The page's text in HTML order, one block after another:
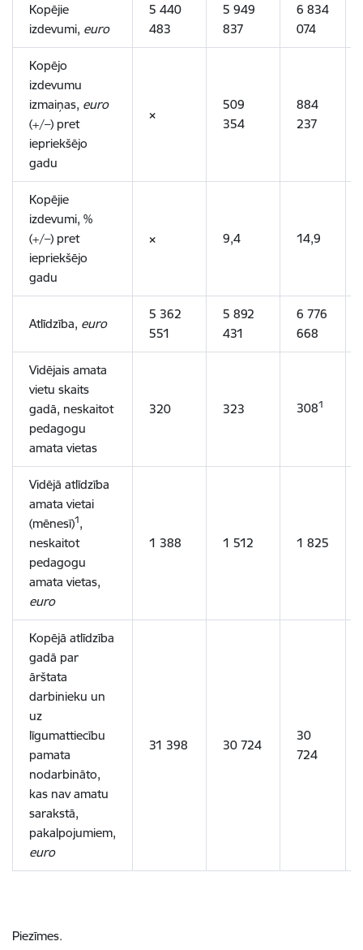
Kopējie
izdevumi, euro
5 440
483
5 949
837
6 834
074
Kopējo
izdevumu
izmaiņas, euro
(+/–) pret
iepriekšējo
gadu
×
509
354
884
237
Kopējie
izdevumi, %
(+/–) pret
iepriekšējo
gadu
× 9,4 14,9
Atlīdzība, euro
5 362
551
5 892
431
6 776
668
Vidējais amata
vietu skaits
gadā, neskaitot
pedagogu
amata vietas
320 323 3081
Vidējā atlīdzība
amata vietai
(mēnesī)1,
neskaitot
pedagogu
amata vietas,
euro
1 388 1 512 1 825
Kopējā atlīdzība
gadā par
ārštata
darbinieku un
uz
līgumattiecību
pamata
nodarbināto,
kas nav amatu
sarakstā,
pakalpojumiem,
euro
31 398 30 724
30
724
Piezīmes.